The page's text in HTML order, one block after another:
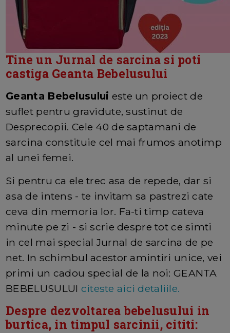
Tine un Jurnal de sarcina si poti
castiga Geanta Bebelusului
Geanta Bebelusului este un proiect de
suflet pentru gravidute, sustinut de
Desprecopii. Cele 40 de saptamani de
sarcina constituie cel mai frumos anotimp
al unei femei.
Si pentru ca ele trec asa de repede, dar si
asa de intens - te invitam sa pastrezi cate
ceva din memoria lor. Fa-ti timp cateva
minute pe zi - si scrie despre tot ce simti
in cel mai special Jurnal de sarcina de pe
net. In schimbul acestor amintiri unice, vei
primi un cadou special de la noi: GEANTA
BEBELUSULUI citeste aici detaliile.
Despre dezvoltarea bebelusului in
burtica, in timpul sarcinii, cititi: